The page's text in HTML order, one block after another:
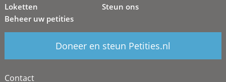
Loketten
Beheer uw petities
Steun ons
Doneer en steun Petities.nl
Contact